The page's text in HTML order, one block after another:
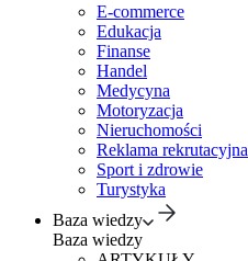
E-commerce
Edukacja
Finanse
Handel
Medycyna
Motoryzacja
Nieruchomości
Reklama rekrutacyjna
Sport i zdrowie
Turystyka
Baza wiedzy
Baza wiedzy